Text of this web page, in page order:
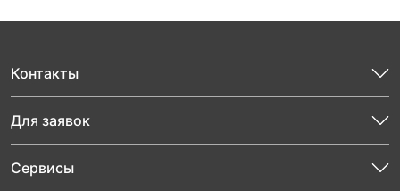
Контакты
Для заявок
Сервисы